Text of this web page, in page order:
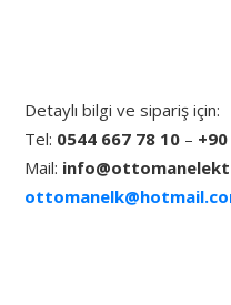
Detaylı bilgi ve sipariş için:
Tel: 0544 667 78 10 –
Mail: